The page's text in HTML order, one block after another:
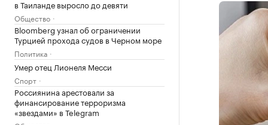
в Таиланде выросло до девяти
Общество
Bloomberg узнал об ограничении
Турцией прохода судов в Черном море
Политика
Умер отец Лионеля Месси
Спорт
Россиянина арестовали за
финансирование терроризма
«звездами» в Telegram